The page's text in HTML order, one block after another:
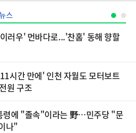
스
러우' 먼바다로...'찬홈' 동해 향할
시간 만에' 인천 자월도 모터보트
원 구조
령에 "졸속"이라는 野…민주당 "문
나"